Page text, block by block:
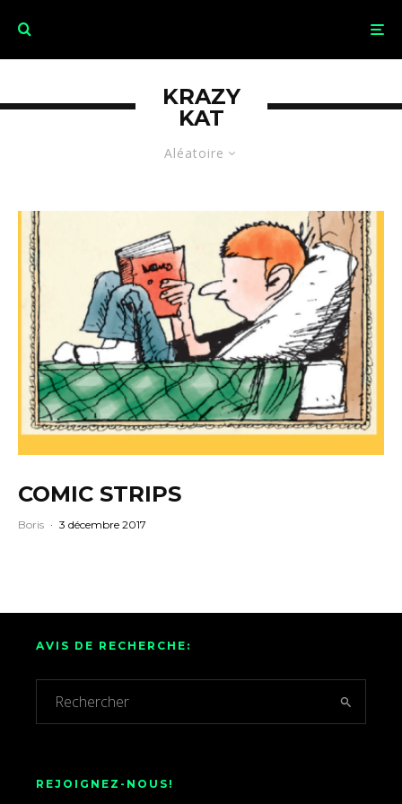
Aléatoire
KRAZY
KAT
COMIC STRIPS
Boris · 3 décembre 2017
AVIS DE RECHERCHE:
REJOIGNEZ-NOUS!